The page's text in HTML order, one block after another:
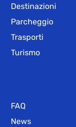
Destinazioni
Parcheggio
Trasporti
Turismo
FAQ
News